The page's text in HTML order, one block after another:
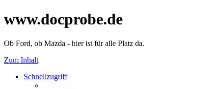
www.docprobe.de
Ob Ford, ob Mazda - hier ist für alle Platz da.
Zum Inhalt
Schnellzugriff